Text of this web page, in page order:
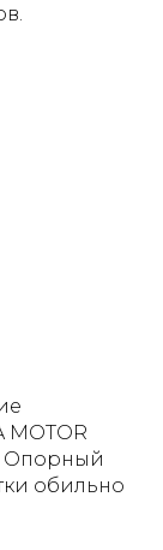
MOTOR
Опорный
обильно